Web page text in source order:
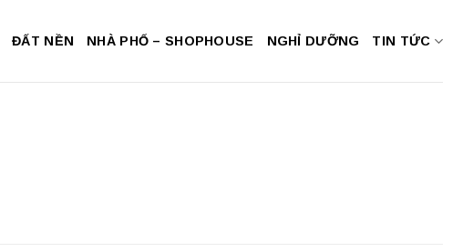
ĐẤT NỀN NHÀ PHỐ – SHOPHOUSE NGHỈ DƯỠNG TIN TỨC